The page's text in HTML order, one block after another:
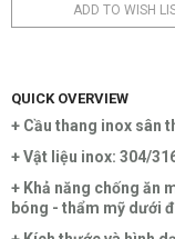
ADD TO WISH
QUICK OVERVIEW
+ Cầu thang inox sân
+ Vật liệu inox: 304/
+ Khả năng chống ăn
bóng - thẩm mỹ dưới